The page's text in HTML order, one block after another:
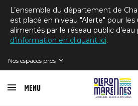
L’ensemble du département de
est placé en niveau "Alerte" pour les
alimentés par le réseau public d’eau
d'information en cliquant ici.
Nos espaces pros
Menu